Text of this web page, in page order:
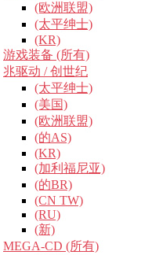
(欧洲联盟)
(太平绅士)
(KR)
游戏装备 (所有)
兆驱动 / 创世纪
(太平绅士)
(美国)
(欧洲联盟)
(的AS)
(KR)
(加利福尼亚)
(的BR)
(CN TW)
(RU)
(新)
MEGA-CD (所有)